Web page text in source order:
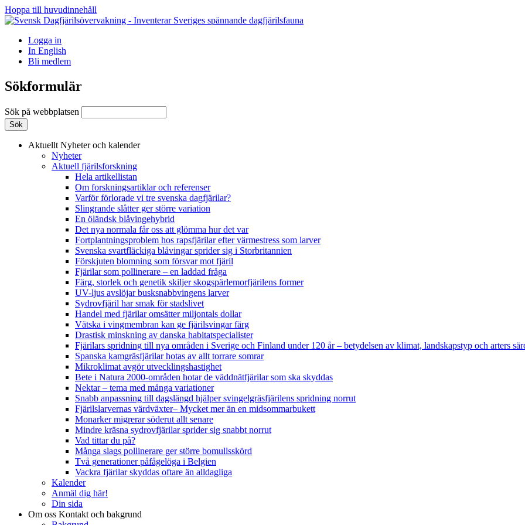
Hoppa till huvudinnehåll
Logga in
In English
Bli medlem
Sökformulär
Sök på webbplatsen
Aktuellt Nyheter och kalender
Nyheter
Aktuell fjärilsforskning
Hela artikellistan
Om forskningsartiklar och referenser
Varför förlorade vi tre svenska dagfjärilar?
Slingrande slåtter ger större variation
En öländsk blåvingehybrid
Det nya normala får oss att glömma hur det var
Fortplantningsproblem hos rapsfjärilar efter värmestress som larver
Svenska svartfläckiga blåvingar sprider sig i Storbritannien
Förskjuten blomning som försvar mot fjäril
Fjärilar som pollinerare – en laddad fråga
Färg, storlek och genetik skiljer skogspärlemorfjärilens former
UV-ljus avslöjar busksnabbvingens larver
Sydrovfjäril har smak för stadslivet
Handel med fjärilar omsätter miljontals dollar
Vätska i vingmembran kan ge fjärilsvingar färg
Drastisk minskning av danska habitatspecialister
Fjärilars spridning till nya områden i Sverige och Finland under 120 år– betydelsen av klimat, landskapstyp och arters
Spanska kamgräsfjärilar hotas av allt torrare somrar
Mikroklimat avgör utvecklingshastighet
Bete i Natura 2000-områden hotar de väddnätfjärilar som ska skyddas
Nektar – tema med många variationer
Snabb anpassning till dagslängd hjälper svingelgräsfjärilens spridning norrut
Fjärilslarvernas värdväxter– Mycket mer än en midsommarbukett
Monarker migrerar söderut allt senare
Mindre kräsna sydrovfjärilar sprider sig snabbt norrut
Vad tittar du på?
Många slags pollinerare ger större bomullsskörd
Två generationer påfågelöga i Belgien
Vackra fjärilar skyddas oftare än alldagliga
Kalender
Anmäl dig här!
Din sida
Om oss Kontakt och bakgrund